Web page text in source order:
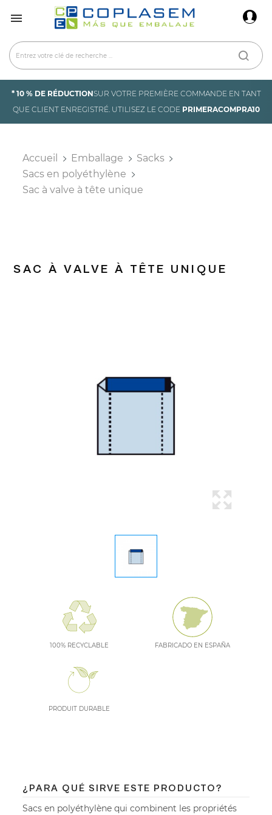

* 10 % DE RÉDUCTIONSUR VOTRE PREMIÈRE COMMANDE EN TANT
QUE CLIENT ENREGISTRÉ. UTILISEZ LE CODE PRIMERACOMPRA10
Accueil Emballage
Sacks
Sacs en polyéthylène
Sac à valve à tête unique
SAC À VALVE À TÊTE UNIQUE
100% RECYCLABLE FABRICADO EN ESPAÑA
PRODUIT DURABLE
¿PARA QUÉ SIRVE ESTE PRODUCTO?
Sacs en polyéthylène qui combinent les propriétés
Connexion ×
wish list.
Annuler Connexion